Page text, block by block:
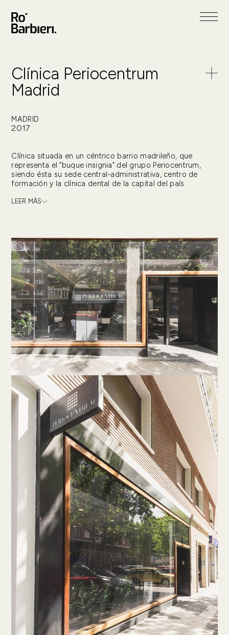
Clínica Periocentrum
Madrid
MADRID
2017
Clínica situada en un céntrico barrio madrileño, que
representa el “buque insignia” del grupo Periocentrum,
siendo ésta su sede central-administrativa, centro de
formación y la clínica dental de la capital del país.
LEER MÁS